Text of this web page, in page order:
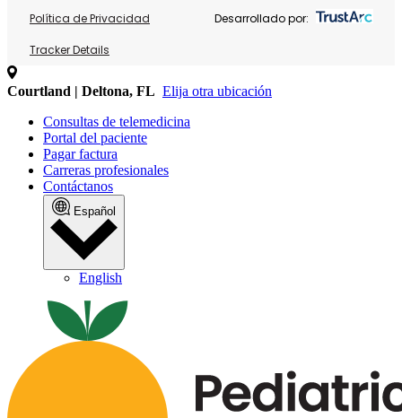
Política de Privacidad
Tracker Details
Desarrollado por:
Courtland | Deltona, FL Elija otra ubicación
Consultas de telemedicina
Portal del paciente
Pagar factura
Carreras profesionales
Contáctanos
Español
English